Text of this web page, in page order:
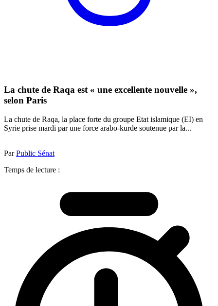
La chute de Raqa est « une excellente nouvelle »,
selon Paris
La chute de Raqa, la place forte du groupe Etat islamique (EI) en
Syrie prise mardi par une force arabo-kurde soutenue par la...
ParPublic Sénat
Temps de lecture :